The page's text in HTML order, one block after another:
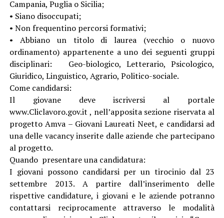
Campania, Puglia o Sicilia;
• Siano disoccupati;
• Non frequentino percorsi formativi;
• Abbiano un titolo di laurea (vecchio o nuovo
ordinamento) appartenente a uno dei seguenti gruppi
disciplinari: Geo-biologico, Letterario, Psicologico,
Giuridico, Linguistico, Agrario, Politico-sociale.
Come candidarsi:
Il giovane deve iscriversi al portale
www.Cliclavoro.gov.it , nell’apposita sezione riservata al
progetto Amva – Giovani Laureati Neet, e candidarsi ad
una delle vacancy inserite dalle aziende che partecipano
al progetto.
Quando presentare una candidatura:
I giovani possono candidarsi per un tirocinio dal 23
settembre 2013. A partire dall’inserimento delle
rispettive candidature, i giovani e le aziende potranno
contattarsi reciprocamente attraverso le modalità